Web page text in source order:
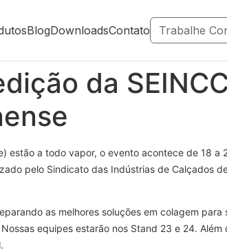
BlogDownloadsContato Trabalhe
da
estão a todo vapor, o evento acontece de 18 a
pelo Sindicato das Indústrias de Calçados
as melhores soluções em colagem
equipes estarão nos Stand 23 e 24.